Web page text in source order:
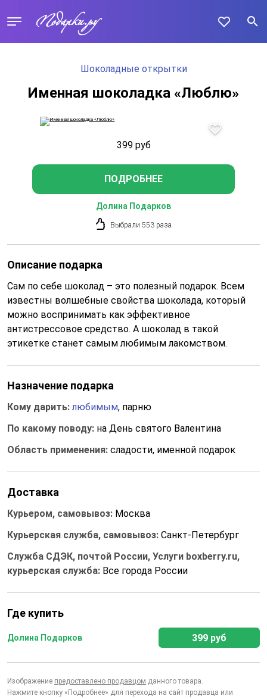
Шоколадные открытки
Именная шоколадка «Люблю»
399 руб
ПОДРОБНЕЕ
Долина Подарков
Выбрали 553 раза
Описание подарка
Сам по себе шоколад – это полезный подарок. Всем
известны волшебные свойства шоколада, который
можно воспринимать как эффективное
антистрессовое средство. А шоколад в такой
этикетке станет самым любимым лакомством.
Назначение подарка
Кому дарить:любимым, парню
По какому поводу: на День святого Валентина
Область применения: сладости, именной подарок
Доставка
Курьером, самовывоз: Москва
Курьерская служба, самовывоз: Санкт-Петербург
Служба СДЭК, почтой России, Услуги boxberry.ru,
курьерская служба: Все города России
Где купить
Долина Подарков 399 руб
Изображение предоставлено продавцом данного товара.
Нажмите кнопку «Подробнее» для перехода на сайт продавца или